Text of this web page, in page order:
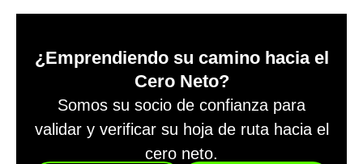
¿Emprendiendo su camino hacia el
Cero Neto?
Somos su socio de confianza para
validar y verificar su hoja de ruta hacia el
cero neto.